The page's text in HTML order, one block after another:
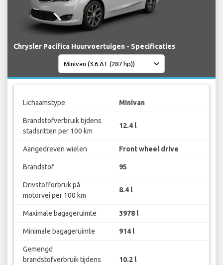
Chrysler Pacifica Huurvoertuigen - Specificaties
Lichaamstype Minivan
Brandstofverbruik tijdens
stadsritten per 100 km
12.4 l
Aangedreven wielen Front wheel drive
Brandstof 95
Drivstofforbruk på
motorvei per 100 km
8.4 l
Maximale bagageruimte 3978 l
Minimale bagageruimte 914 l
Gemengd
brandstofverbruik tijdens
10.2 l